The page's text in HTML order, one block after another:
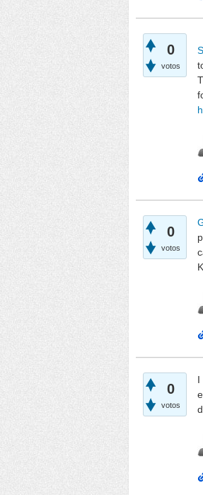
0
votos
0
votos
0
votos
I